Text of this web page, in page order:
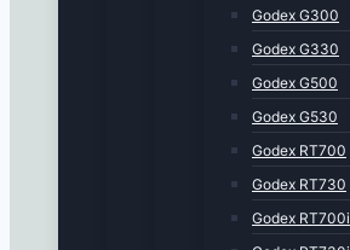
Godex G300
Godex G330
Godex G500
Godex G530
Godex RT700
Godex RT730
Godex RT700i